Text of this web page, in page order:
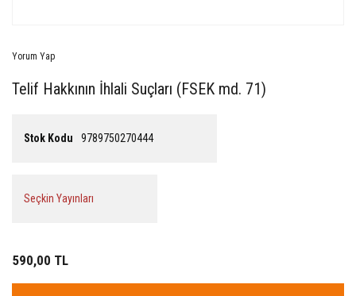
Yorum Yap
Telif Hakkının İhlali Suçları (FSEK md. 71)
Stok Kodu 9789750270444
Seçkin Yayınları
590,00 TL